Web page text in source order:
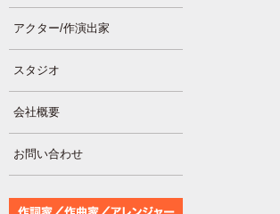
アクター/作演出家
スタジオ
会社概要
お問い合わせ